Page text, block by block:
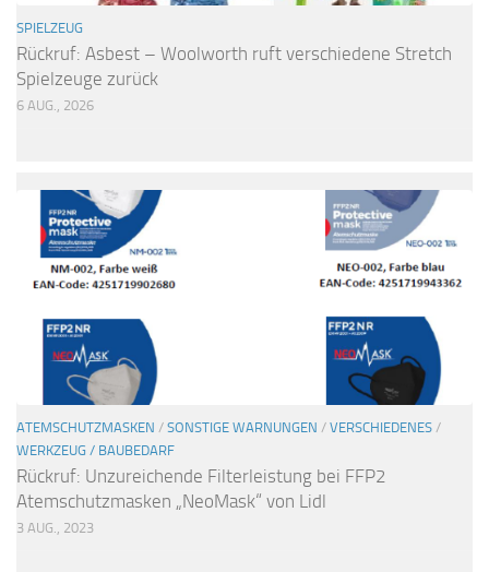
SPIELZEUG
Rückruf: Asbest – Woolworth ruft verschiedene Stretch
Spielzeuge zurück
6 AUG., 2026
ATEMSCHUTZMASKEN / SONSTIGE WARNUNGEN / VERSCHIEDENES /
WERKZEUG / BAUBEDARF
Rückruf: Unzureichende Filterleistung bei FFP2
Atemschutzmasken „NeoMask“ von Lidl
3 AUG., 2023